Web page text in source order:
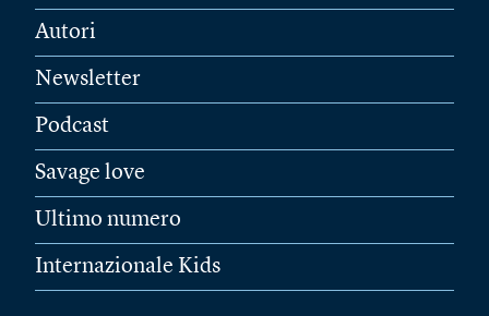
Autori
Newsletter
Podcast
Savage love
Ultimo numero
Internazionale Kids